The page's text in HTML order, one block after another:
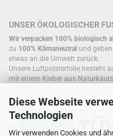
Diese Webseite
Technologien
Wir verwenden Cookies und
UNSER ÖKOLOGISCHER
Wir verpacken 100% biologisch
zu 100% Klimaneutral und
etwas an die Umwelt zurück.
Unsere Luftpolsterfolie besteht
mit einem Kleber aus
Füllmaterial, bereits im Kreislauf